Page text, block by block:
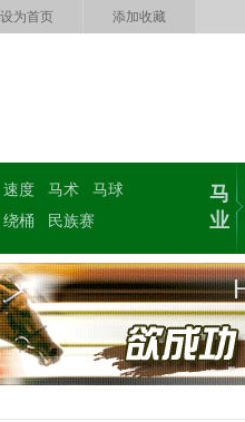
设为首页 添加收藏
速度 马术
马球
绕桶
民族赛
马
业